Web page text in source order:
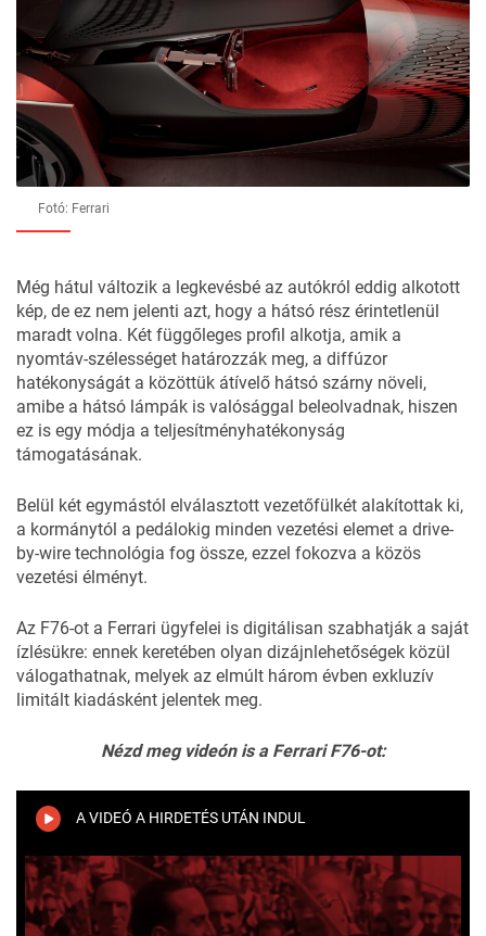
Fotó: Ferrari
Még hátul változik a legkevésbé az autókról eddig alkotott
kép, de ez nem jelenti azt, hogy a hátsó rész érintetlenül
maradt volna. Két függőleges profil alkotja, amik a
nyomtáv-szélességet határozzák meg, a diffúzor
hatékonyságát a közöttük átívelő hátsó szárny növeli,
amibe a hátsó lámpák is valósággal beleolvadnak, hiszen
ez is egy módja a teljesítményhatékonyság
támogatásának.
Belül két egymástól elválasztott vezetőfülkét alakítottak ki,
a kormánytól a pedálokig minden vezetési elemet a drive-
by-wire technológia fog össze, ezzel fokozva a közös
vezetési élményt.
Az F76-ot a Ferrari ügyfelei is digitálisan szabhatják a saját
ízlésükre: ennek keretében olyan dizájnlehetőségek közül
válogathatnak, melyek az elmúlt három évben exkluzív
limitált kiadásként jelentek meg.
Nézd meg videón is a Ferrari F76-ot:
A VIDEÓ A HIRDETÉS UTÁN INDUL